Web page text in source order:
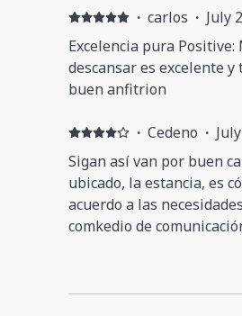
· carlos · July
Excelencia pura
descansar es excelente
buen anfitrion
· Cedeno ·
Sigan así van por buen
ubicado, la estancia, es
acuerdo a las
comkedio de